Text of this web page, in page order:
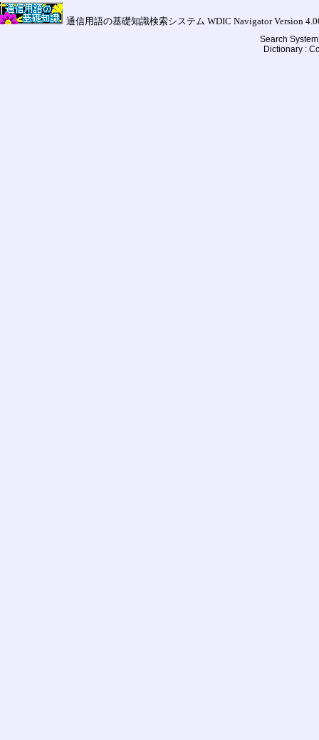
通信用語の基礎知識検索システム WDIC Navigator Version
Search
Dictionary :